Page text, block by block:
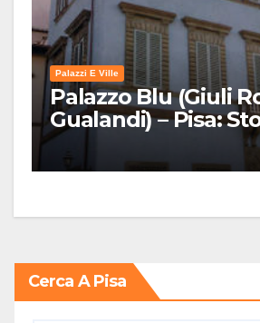
Palazzi E Ville
Palazzo Blu (Giuli
Gualandi) – Pisa:
Mostre e Info Visita
Cerca A Pisa